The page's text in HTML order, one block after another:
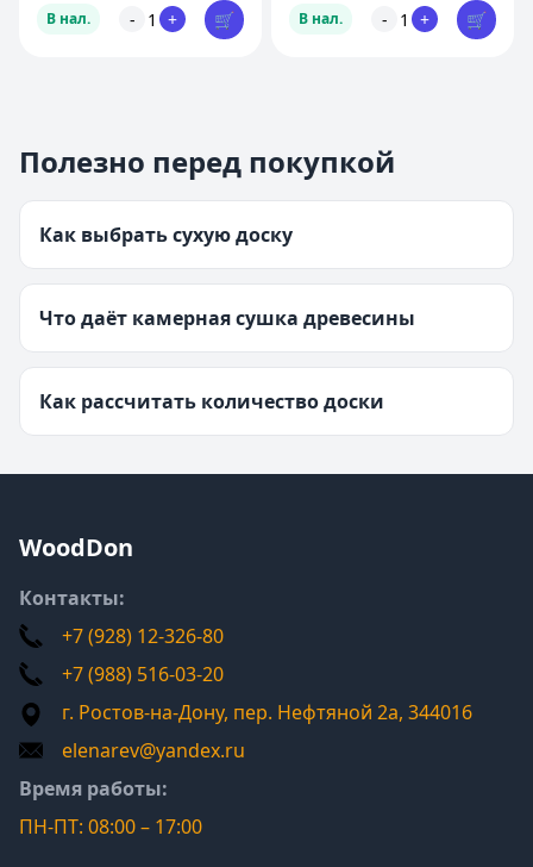
В нал. - 1 + 🛒 В нал. - 1 + 🛒
Полезно перед покупкой
Как выбрать сухую доску
Что даёт камерная сушка древесины
Как рассчитать количество доски
WoodDon
Контакты:
+7 (928) 12-326-80
+7 (988) 516-03-20
г. Ростов-на-Дону, пер. Нефтяной 2а, 344016
elenarev@yandex.ru
Время работы:
ПН-ПТ: 08:00 – 17:00